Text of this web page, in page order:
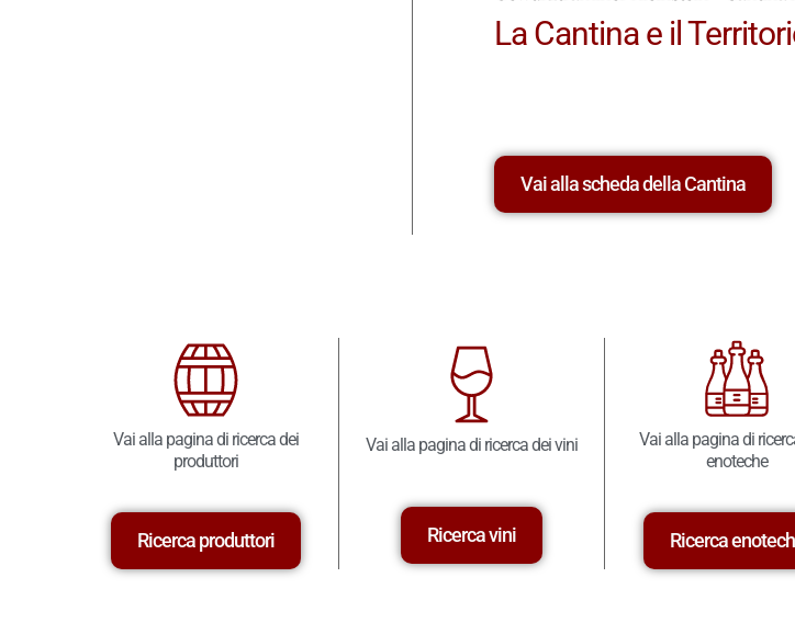
La Cantina e il
Vai alla scheda della Cantina
Vai alla pagina di ricerca dei
produttori
Ricerca produttori
Vai alla pagina di ricerca dei vini
Ricerca vini
Vai alla pagina di
enoteche
Ricerca